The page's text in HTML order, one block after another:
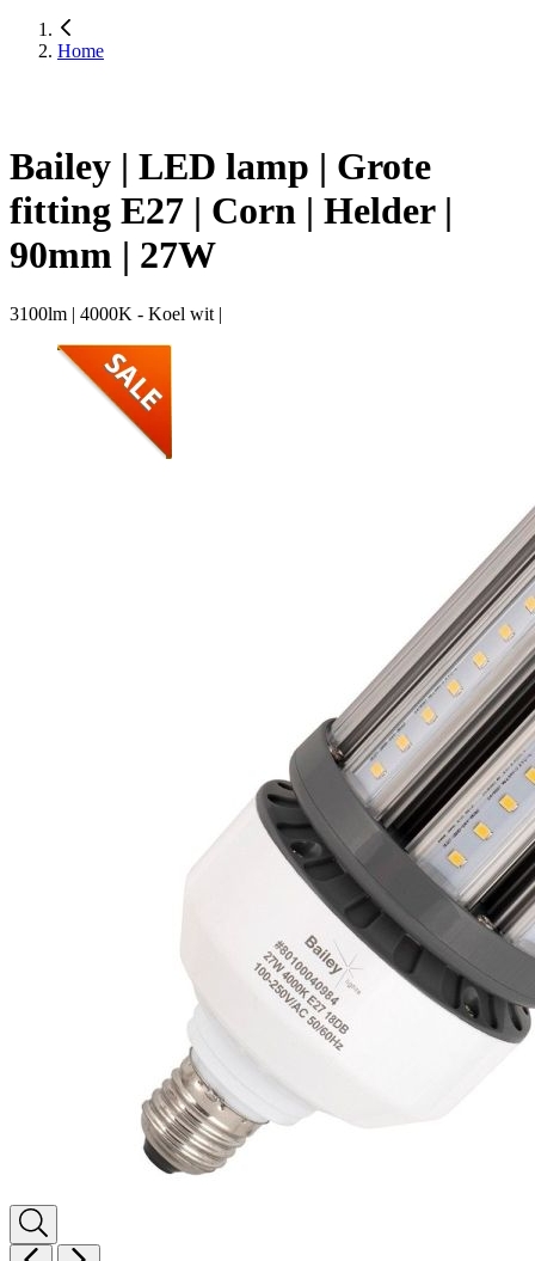
Home
Bailey | LED lamp | Grote
fitting E27 | Corn | Helder |
90mm | 27W
3100lm | 4000K - Koel wit |